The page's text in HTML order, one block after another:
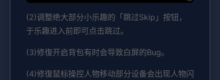
(2)调整绝大部分小乐趣的「跳过Skip」按钮，
于乐趣进入前即可点击跳过。
(3)修復开启背包有时会导致白屏的Bug。
(4)修復鼠标操控人物移动部分设备会出现人物闪